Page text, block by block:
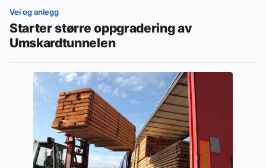
Vei og anlegg
Starter større oppgradering av
Umskardtunnelen